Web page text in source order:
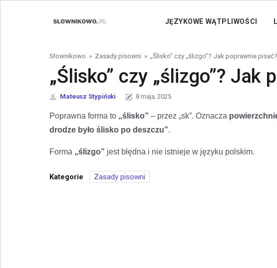
JĘZYKOWE WĄTPLIWOŚCI
Słownikowo » Zasady pisowni » „Ślisko” czy „ślizgo”? Jak poprawnie pisać?
„Ślisko” czy „ślizgo”? Jak
Mateusz Stypiński 8 maja, 2025
Poprawna forma to „ślisko” – przez „sk”. Oznacza
drodze było ślisko po deszczu”.
Forma „ślizgo” jest błędna i nie istnieje w języku polskim.
Kategorie Zasady pisowni